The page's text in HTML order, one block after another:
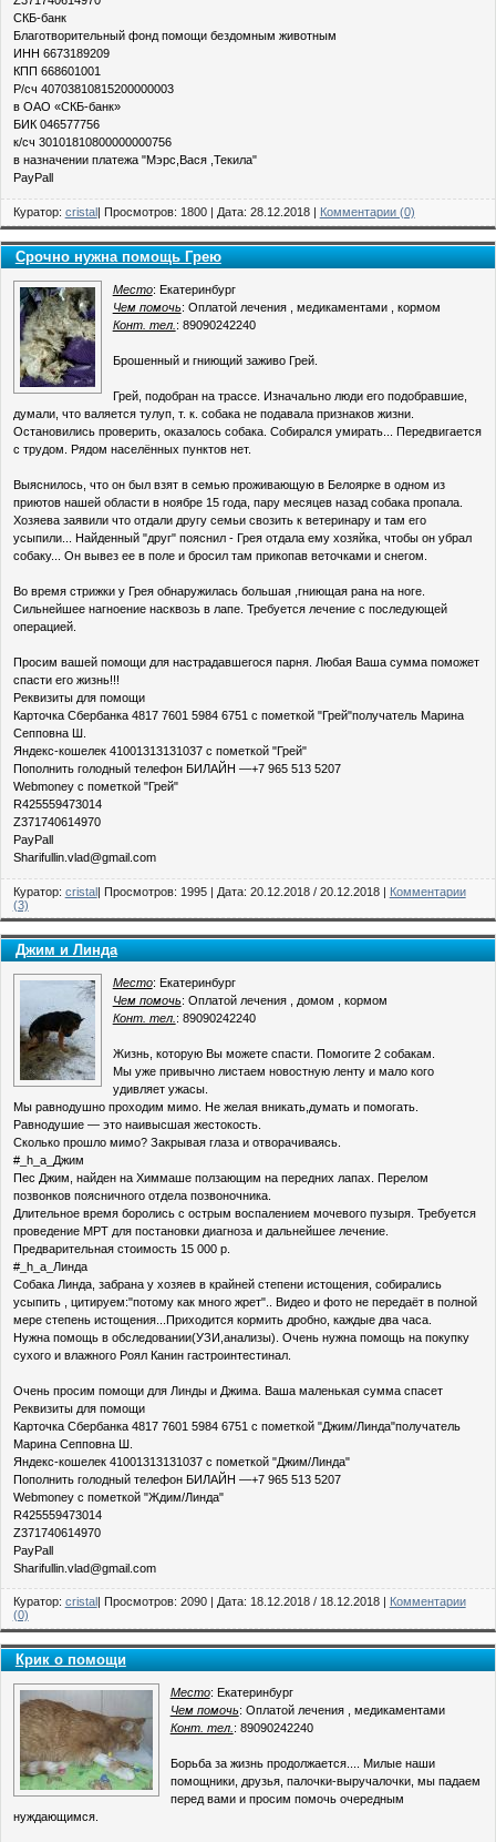
СКБ-банк
Благотворительный фонд помощи бездомным животным
ИНН 6673189209
КПП 668601001
Р/сч 40703810815200000003
в ОАО «СКБ-банк»
БИК 046577756
к/сч 30101810800000000756
в назначении платежа "Мэрс,Вася ,Текила"
PayPall
Куратор: cristal | Просмотров: 1800 | Дата: 28.12.2018 Комментарии (0)
Срочно нужна помощь Грею
Место: Екатеринбург
Чем помочь: Оплатой лечения , медикаментами , кормом
Конт. тел. : 89090242240
Брошенный и гниющий заживо Грей.
Грей, подобран на трассе. Изначально люди его подобравшие,
думали, что валяется тулуп, т. к. собака не подавала признаков жизни.
Остановились проверить, оказалось собака. Собирался умирать... Передвигается
с трудом. Рядом населённых пунктов нет.
Выяснилось, что он был взят в семью проживающую в Белоярке в одном из
приютов нашей области в ноябре 15 года, пару месяцев назад собака пропала.
Хозяева заявили что отдали другу семьи свозить к ветеринару и там его
усыпили... Найденный "друг" пояснил - Грея отдала ему хозяйка, чтобы он убрал
собаку... Он вывез ее в поле и бросил там прикопав веточками и снегом.
Во время стрижки у Грея обнаружилась большая ,гниющая рана на ноге.
Сильнейшее нагноение насквозь в лапе. Требуется лечение с последующей
операцией.
Просим вашей помощи для настрадавшегося парня. Любая Ваша сумма поможет
спасти его жизнь!!!
Реквизиты для помощи
Карточка Сбербанка 4817 7601 5984 6751 с пометкой "Грей"получатель Марина
Сепповна Ш.
Яндекс-кошелек 41001313131037 с пометкой "Грей"
Пополнить голодный телефон БИЛАЙН —+7 965 513 5207
Webmoney с пометкой "Грей"
R425559473014
Z371740614970
PayPall
Sharifullin.vlad@gmail.com
Куратор: cristal| Просмотров: 1995 | Дата: 20.12.2018 / 20.12.2018| Комментарии
(3)
Джим и Линда
Место: Екатеринбург
Чем помочь: Оплатой лечения , домом , кормом
Конт. тел. : 89090242240
Жизнь, которую Вы можете спасти. Помогите 2 собакам.
Мы уже привычно листаем новостную ленту и мало кого
удивляет ужасы.
Мы равнодушно проходим мимо. Не желая вникать,думать и помогать.
Равнодушие — это наивысшая жестокость.
Сколько прошло мимо? Закрывая глаза и отворачиваясь.
#_h_a_Джим
Пес Джим, найден на Химмаше ползающим на передних лапах. Перелом
позвонков поясничного отдела позвоночника.
Длительное время боролись с острым воспалением мочевого пузыря. Требуется
проведение МРТ для постановки диагноза и дальнейшее лечение.
Предварительная стоимость 15 000 р.
#_h_a_Линда
Собака Линда, забрана у хозяев в крайней степени истощения, собирались
усыпить , цитируем:"потому как много жрет".. Видео и фото не передаёт в полной
мере степень истощения...Приходится кормить дробно, каждые два часа.
Нужна помощь в обследовании(УЗИ,анализы). Очень нужна помощь на покупку
сухого и влажного Роял Канин гастроинтестинал.
Очень просим помощи для Линды и Джима. Ваша маленькая сумма спасет
Реквизиты для помощи
Карточка Сбербанка 4817 7601 5984 6751 с пометкой "Джим/Линда"получатель
Марина Сепповна Ш.
Яндекс-кошелек 41001313131037 с пометкой "Джим/Линда"
Пополнить голодный телефон БИЛАЙН —+7 965 513 5207
Webmoney с пометкой "Ждим/Линда"
R425559473014
Z371740614970
PayPall
Sharifullin.vlad@gmail.com
Куратор: cristal | Просмотров: 2090 | Дата: 18.12.2018 / 18.12.2018|
Комментарии
(0)
Крик о помощи
Место: Екатеринбург
Чем помочь: Оплатой лечения , медикаментами
Конт. тел. : 89090242240
Борьба за жизнь продолжается.... Милые наши
помощники, друзья, палочки-выручалочки, мы падаем
перед вами и просим помочь очередным
нуждающимся.